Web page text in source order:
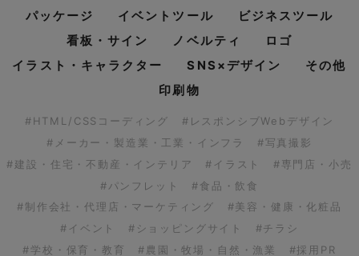
パッケージ
イベントツール
ビジネスツール
看板・サイン
ノベルティ
ロゴ
イラスト・キャラクター
SNS×デザイン
その他
印刷物
#HTML/CSSコーディング
#レスポンシブWebデザイン
#メーカー・製造業・工業・インフラ
#写真撮影
#建設・住宅・不動産・インテリア
#イラスト
#専門店・小売
#パンフレット
#食品・飲食
#制作会社・代理店・マーケティング
#美容・健康・化粧品
#イベント
#ショッピングサイト
#チラシ
#学校・保育・教育
#農園・牧場・自然・漁業
#採用PR